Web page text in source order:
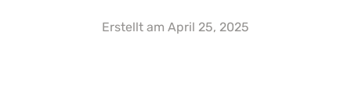
Erstellt am April 25, 2025